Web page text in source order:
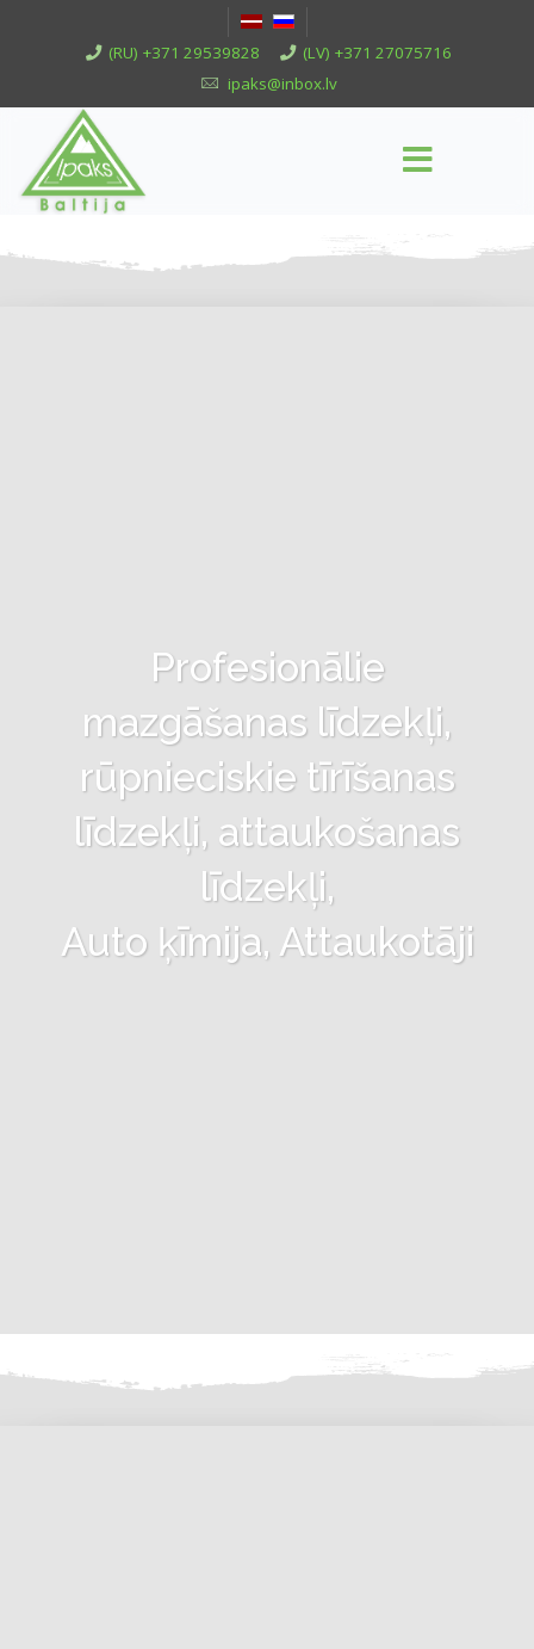
(RU) +371 29539828
(LV) +371 27075716
ipaks@inbox.lv
Profesionālie
mazgāšanas līdzekļi,
rūpnieciskie tīrīšanas
līdzekļi, attaukošanas
līdzekļi,
Auto ķīmija, Attaukotāji